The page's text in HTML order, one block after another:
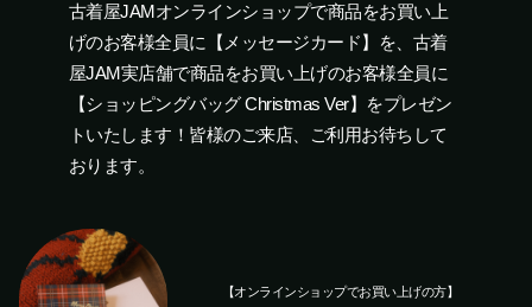
古着屋JAMオンラインショップで商品をお買い上
げのお客様全員に【メッセージカード】を、古着
屋JAM実店舗で商品をお買い上げのお客様全員に
【ショッピングバッグ Christmas Ver】をプレゼン
トいたします！皆様のご来店、ご利用お待ちして
おります。
【オンラインショップでお買い上げの方】